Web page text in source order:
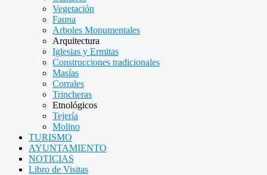
Vegetación
Fauna
Arboles Monumentales
Arquitectura
Iglesias y Ermitas
Construcciones tradicionales
Masías
Corrales
Trincheras
Etnológicos
Tejería
Molino
TURISMO
AYUNTAMIENTO
NOTICIAS
Libro de Visitas